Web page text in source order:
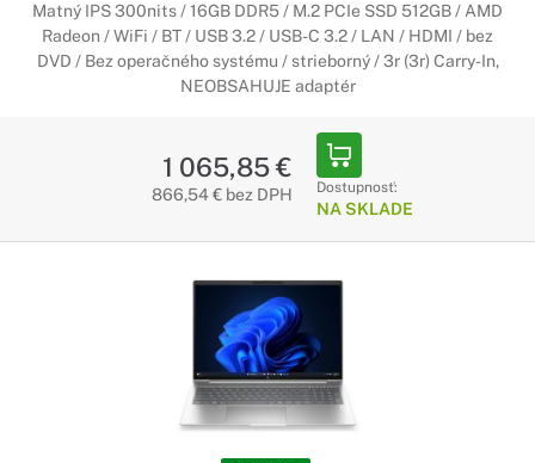
Matný IPS 300nits / 16GB DDR5 / M.2 PCIe SSD 512GB / AMD
Radeon / WiFi / BT / USB 3.2 / USB-C 3.2 / LAN / HDMI / bez
DVD / Bez operačného systému / strieborný / 3r (3r) Carry-In,
NEOBSAHUJE adaptér
1 065,85 €
866,54 € bez DPH Dostupnosť:
NA SKLADE